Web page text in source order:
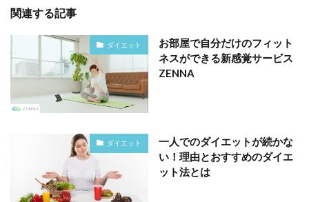
関連する記事
ダイエット
お部屋で自分だけのフィット
ネスができる新感覚サービス
ZENNA
ダイエット
一人でのダイエットが続かな
い！理由とおすすめのダイエ
ット法とは